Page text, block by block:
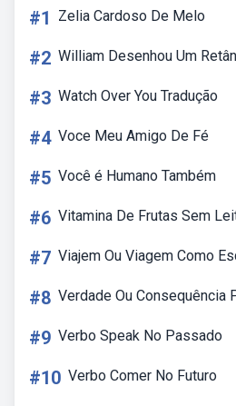
#1 Zelia Cardoso De Melo
#2 William Desenhou Um
#3 Watch Over You Tradução
#4 Voce Meu Amigo De Fé
#5 Você é Humano Também
#6 Vitamina De Frutas Sem
#7 Viajem Ou Viagem Como
#8 Verdade Ou Consequência
#9 Verbo Speak No Passado
#10 Verbo Comer No Futuro